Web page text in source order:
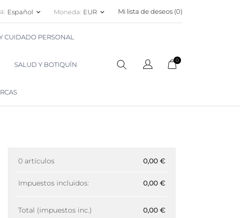
Español keyboard_arrow_down Moneda: EUR keyboard_arrow_down Mi lista de deseos (0)
CUIDADO PERSONAL
SALUD Y BOTIQUÍN
0
0 artículos 0,00 €
Impuestos incluidos: 0,00 €
Total (impuestos inc.) 0,00 €